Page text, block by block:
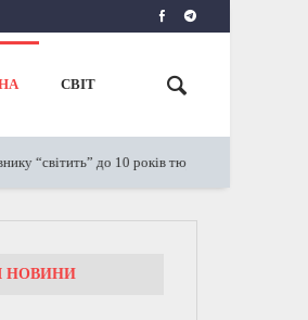
СВІТ
до 10 років тюрми (ФОТО)
НОВИНИ